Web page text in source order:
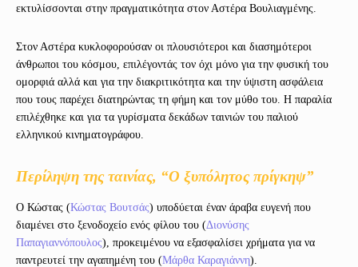
εκτυλίσσονται στην πραγματικότητα στον Αστέρα Βουλιαγμένης.
Στον Αστέρα κυκλοφορούσαν οι πλουσιότεροι και διασημότεροι
άνθρωποι του κόσμου, επιλέγοντάς τον όχι μόνο για την φυσική του
ομορφιά αλλά και για την διακριτικότητα και την ύψιστη ασφάλεια
που τους παρέχει διατηρώντας τη φήμη και τον μύθο του. Η παραλία
επιλέχθηκε και για τα γυρίσματα δεκάδων ταινιών του παλιού
ελληνικού κινηματογράφου.
Περίληψη της ταινίας, “Ο ξυπόλητος πρίγκηψ”
Ο Κώστας (Κώστας Βουτσάς) υποδύεται έναν άραβα ευγενή που
διαμένει στο ξενοδοχείο ενός φίλου του (Διονύσης
Παπαγιαννόπουλος), προκειμένου να εξασφαλίσει χρήματα για να
παντρευτεί την αγαπημένη του (Μάρθα Καραγιάννη).